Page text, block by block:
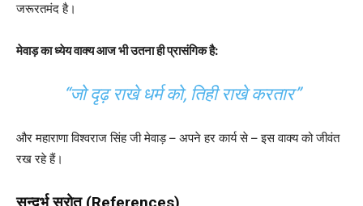
जरूरतमंद है।
मेवाड़ का ध्येय वाक्य आज भी उतना ही प्रासंगिक है:
“जो दृढ़ राखे धर्म को, तिही राखे करतार”
और महाराणा विश्वराज सिंह जी मेवाड़ – अपने हर कार्य से – इस वाक्य को जीवंत
रख रहे हैं।